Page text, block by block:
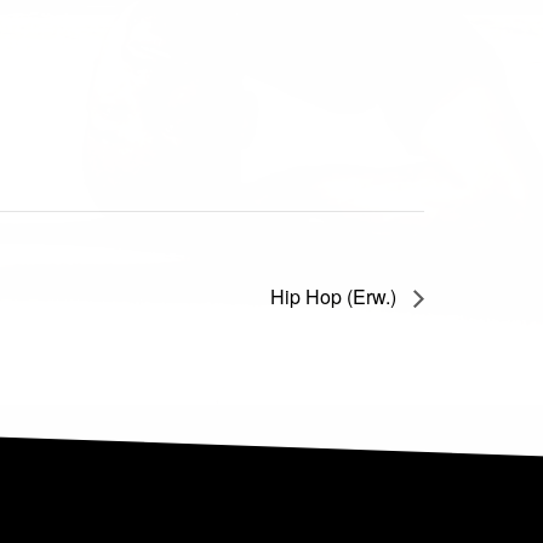
Hip Hop (Erw.)